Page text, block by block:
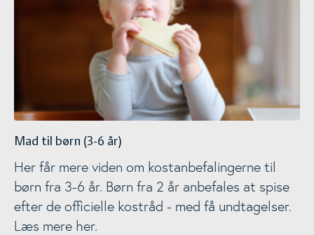
Mad til børn (3-6 år)
Her får mere viden om kostanbefalingerne til
børn fra 3-6 år. Børn fra 2 år anbefales at spise
efter de officielle kostråd - med få undtagelser.
Læs mere her.